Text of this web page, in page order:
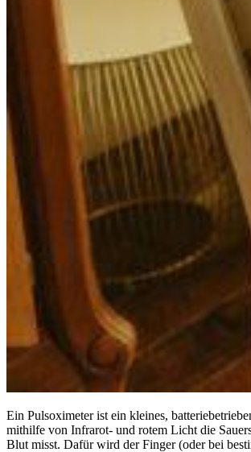
Ein Pulsoximeter ist ein kleines,
mithilfe von Infrarot- und rotem Licht die
Blut misst. Dafür wird der Finger (oder bei